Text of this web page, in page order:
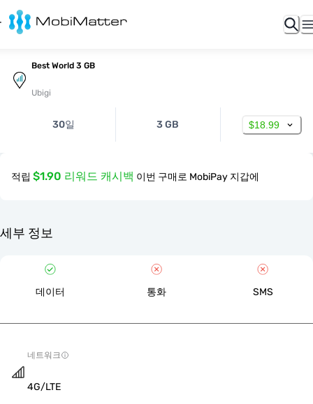
Best World 3 GB
Ubigi
30일 3 GB $18.99
적립 $1.90 리워드 캐시백 이번 구매로 MobiPay 지갑에
세부 정보
데이터 통화 SMS
네트워크
4G/LTE